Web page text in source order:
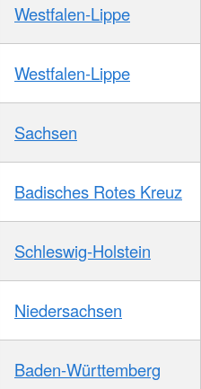
Westfalen-Lippe
Westfalen-Lippe
Sachsen
Badisches Rotes Kreuz
Schleswig-Holstein
Niedersachsen
Baden-Württemberg